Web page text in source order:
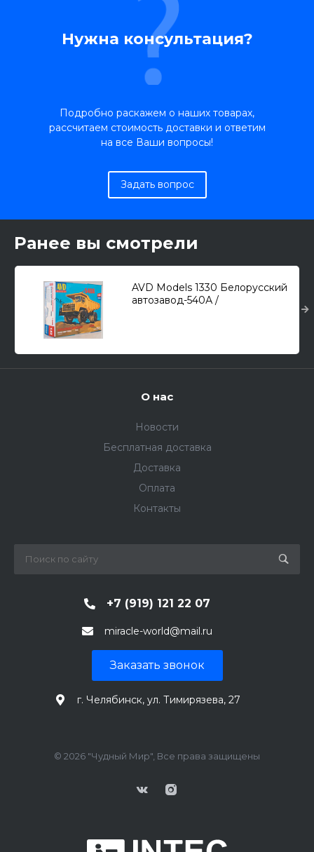
Нужна консультация?
Подробно раскажем о наших товарах,
рассчитаем стоимость доставки и ответим
на все Ваши вопросы!
Задать вопрос
Ранее вы смотрели
AVD Models 1330 Белорусский
автозавод-540А /
О нас
Новости
Бесплатная доставка
Доставка
Оплата
Контакты
+7 (919) 121 22 07
miracle-world@mail.ru
Заказать звонок
г. Челябинск, ул. Тимирязева, 27
© 2026 "Чудный Мир", Все права защищены